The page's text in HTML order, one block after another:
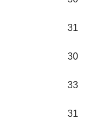
31
30
33
31